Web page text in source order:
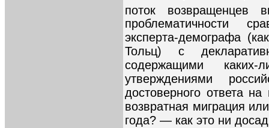
поток
проблематичности
эксперта-демографа
Тольц) с
содержащими каких-
утверждениями
достоверного ответа
возвратная миграция
года? — как это ни